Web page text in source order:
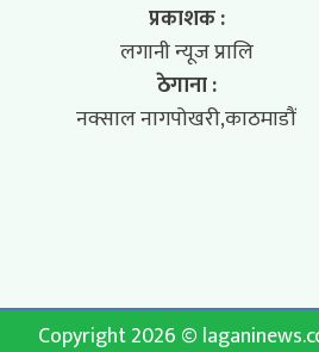
प्रकाशक :
लगानी न्यूज प्रालि
ठेगाना :
नक्साल नागपोखरी,काठमाडौं
Copyright 2026 ©